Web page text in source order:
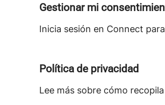
Gestionar mi
Inicia sesión en Connect
Política de privacidad
Lee más sobre cómo